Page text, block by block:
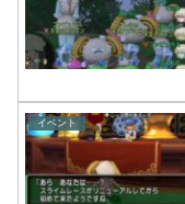
イベント